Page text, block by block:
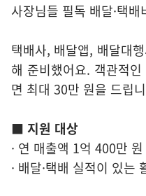
사장님들 필독 배달·택
택배사, 배달앱, 배달대
해 준비했어요. 객관적
면 최대 30만 원을 드립
■ 지원 대상
· 연 매출액 1억 400만
· 배달·택배 실적이 있는